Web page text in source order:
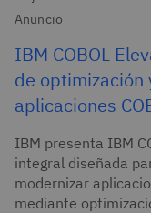
Anuncio
IBM COBOL
de optimización
aplicaciones
IBM presenta IBM
integral diseñada
modernizar
mediante